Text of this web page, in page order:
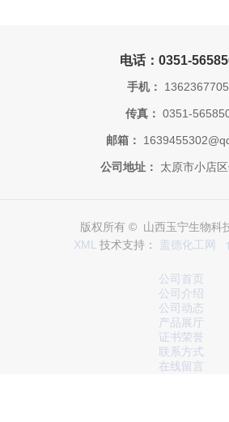
电话：0351-
手机：
传真： 0351-
邮箱：
公司地址： 太原市小店
版权所有 © 山西玉宁生物科
XML 技术支持： 盖德化工网
公司首页
公司介绍
公司动态
产品展厅
证书荣誉
联系方式
在线留言